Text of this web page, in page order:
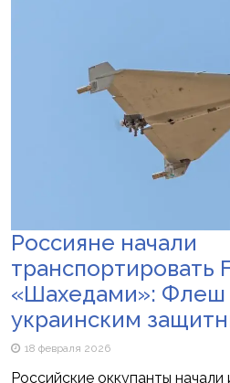
Россияне начали
транспортировать
«Шахедами»: Флеш
украинским
18 февраля 2026
Российские оккупанты начали